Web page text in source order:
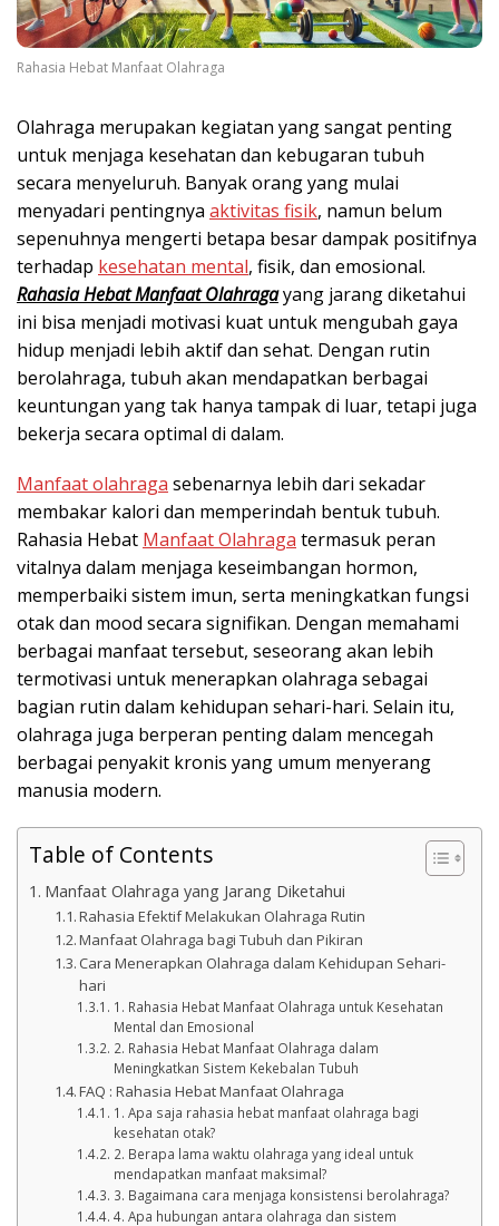
Rahasia Hebat Manfaat Olahraga
Olahraga merupakan kegiatan yang sangat penting
untuk menjaga kesehatan dan kebugaran tubuh
secara menyeluruh. Banyak orang yang mulai
menyadari pentingnya aktivitas fisik, namun belum
sepenuhnya mengerti betapa besar dampak positifnya
terhadap kesehatan mental, fisik, dan emosional.
Rahasia Hebat Manfaat Olahragayang jarang diketahui
ini bisa menjadi motivasi kuat untuk mengubah gaya
hidup menjadi lebih aktif dan sehat. Dengan rutin
berolahraga, tubuh akan mendapatkan berbagai
keuntungan yang tak hanya tampak di luar, tetapi juga
bekerja secara optimal di dalam.
Manfaat olahraga sebenarnya lebih dari sekadar
membakar kalori dan memperindah bentuk tubuh.
Rahasia Hebat Manfaat Olahraga termasuk peran
vitalnya dalam menjaga keseimbangan hormon,
memperbaiki sistem imun, serta meningkatkan fungsi
otak dan mood secara signifikan. Dengan memahami
berbagai manfaat tersebut, seseorang akan lebih
termotivasi untuk menerapkan olahraga sebagai
bagian rutin dalam kehidupan sehari-hari. Selain itu,
olahraga juga berperan penting dalam mencegah
berbagai penyakit kronis yang umum menyerang
manusia modern.
Table of Contents
Manfaat Olahraga yang Jarang Diketahui
Rahasia Efektif Melakukan Olahraga Rutin
Manfaat Olahraga bagi Tubuh dan Pikiran
Cara Menerapkan Olahraga dalam Kehidupan Sehari-
hari
1. Rahasia Hebat Manfaat Olahraga untuk Kesehatan
Mental dan Emosional
2. Rahasia Hebat Manfaat Olahraga dalam
Meningkatkan Sistem Kekebalan Tubuh
FAQ : Rahasia Hebat Manfaat Olahraga
1. Apa saja rahasia hebat manfaat olahraga bagi
kesehatan otak?
2. Berapa lama waktu olahraga yang ideal untuk
mendapatkan manfaat maksimal?
3. Bagaimana cara menjaga konsistensi berolahraga?
4. Apa hubungan antara olahraga dan sistem